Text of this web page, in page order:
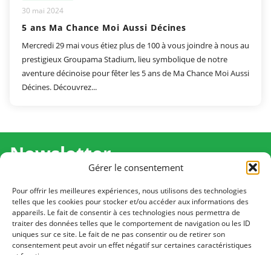
Gérer le consentement
Pour offrir les meilleures expériences, nous utilisons des technologies
telles que les cookies pour stocker et/ou accéder aux informations des
appareils. Le fait de consentir à ces technologies nous permettra de
traiter des données telles que le comportement de navigation ou les ID
uniques sur ce site. Le fait de ne pas consentir ou de retirer son
consentement peut avoir un effet négatif sur certaines caractéristiques
30 mai 2024
5 ans Ma Chance Moi Aussi Décines
Mercredi 29 mai vous étiez plus de 100 à vous joindre à nous au
prestigieux Groupama Stadium, lieu symbolique de notre
aventure décinoise pour fêter les 5 ans de Ma Chance Moi Aussi
Décines. Découvrez...
Newsletter
Recevez l'actualité de Ma Chance Moi Aussi pour en
savoir plus sur nos temps forts et nos résultats.
Cliquez pour vous inscrire